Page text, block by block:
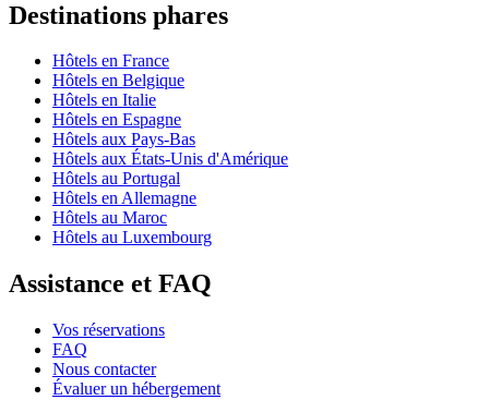
Destinations phares
Hôtels en France
Hôtels en Belgique
Hôtels en Italie
Hôtels en Espagne
Hôtels aux Pays-Bas
Hôtels aux États-Unis d'Amérique
Hôtels au Portugal
Hôtels en Allemagne
Hôtels au Maroc
Hôtels au Luxembourg
Assistance et FAQ
Vos réservations
FAQ
Nous contacter
Évaluer un hébergement